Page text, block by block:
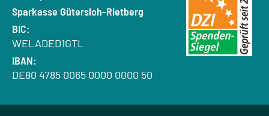
Bank:
Sparkasse Gütersloh-Rietberg
BIC:
WELADED1GTL
IBAN:
DE80 4785 0065 0000 0000 50